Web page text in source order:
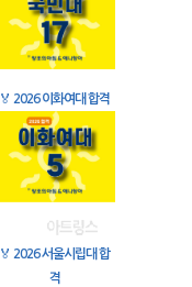
🏅 2026 이화여대 합격
🏅 2026 서울시립대 합
격